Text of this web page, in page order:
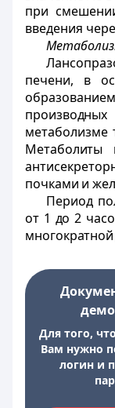
при
введения
печени, в
метаболизме
почками и
Период
от 1 до 2
Для того,
Вам нужно
логин и